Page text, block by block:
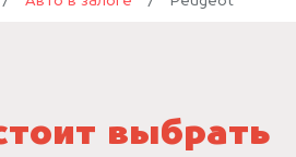
выбрать